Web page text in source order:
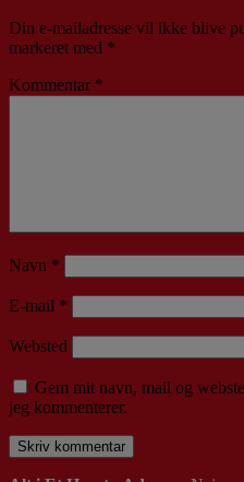
Din e-mailadresse vil ikke blive
markeret med *
Kommentar *
Navn *
E-mail *
Websted
Gem mit navn, mail og
jeg kommenterer.